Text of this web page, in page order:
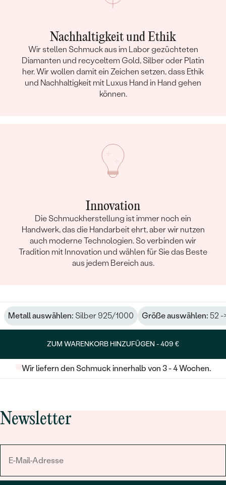
Nachhaltigkeit und Ethik
Wir stellen Schmuck aus im Labor gezüchteten
Diamanten und recyceltem Gold, Silber oder Platin
her. Wir wollen damit ein Zeichen setzen, dass Ethik
und Nachhaltigkeit mit Luxus Hand in Hand gehen
können.
Innovation
Die Schmuckherstellung ist immer noch ein
Handwerk, das die Handarbeit ehrt, aber wir nutzen
auch moderne Technologien. So verbinden wir
Tradition mit Innovation und wählen für Sie das Beste
aus jedem Bereich aus.
Metall auswählen: Silber 925/1000 Größe auswählen: 52 -
ZUM WARENKORB HINZUFÜGEN -409 €
Wir liefern den Schmuck innerhalb von 3 - 4 Wochen.
Newsletter